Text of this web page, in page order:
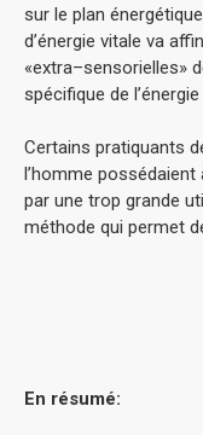
sur le plan
d’énergie vitale va
«extra–sensorielles»
spécifique de
Certains pratiquants
l’homme possédaient
par une trop grande
méthode qui permet
En résumé: